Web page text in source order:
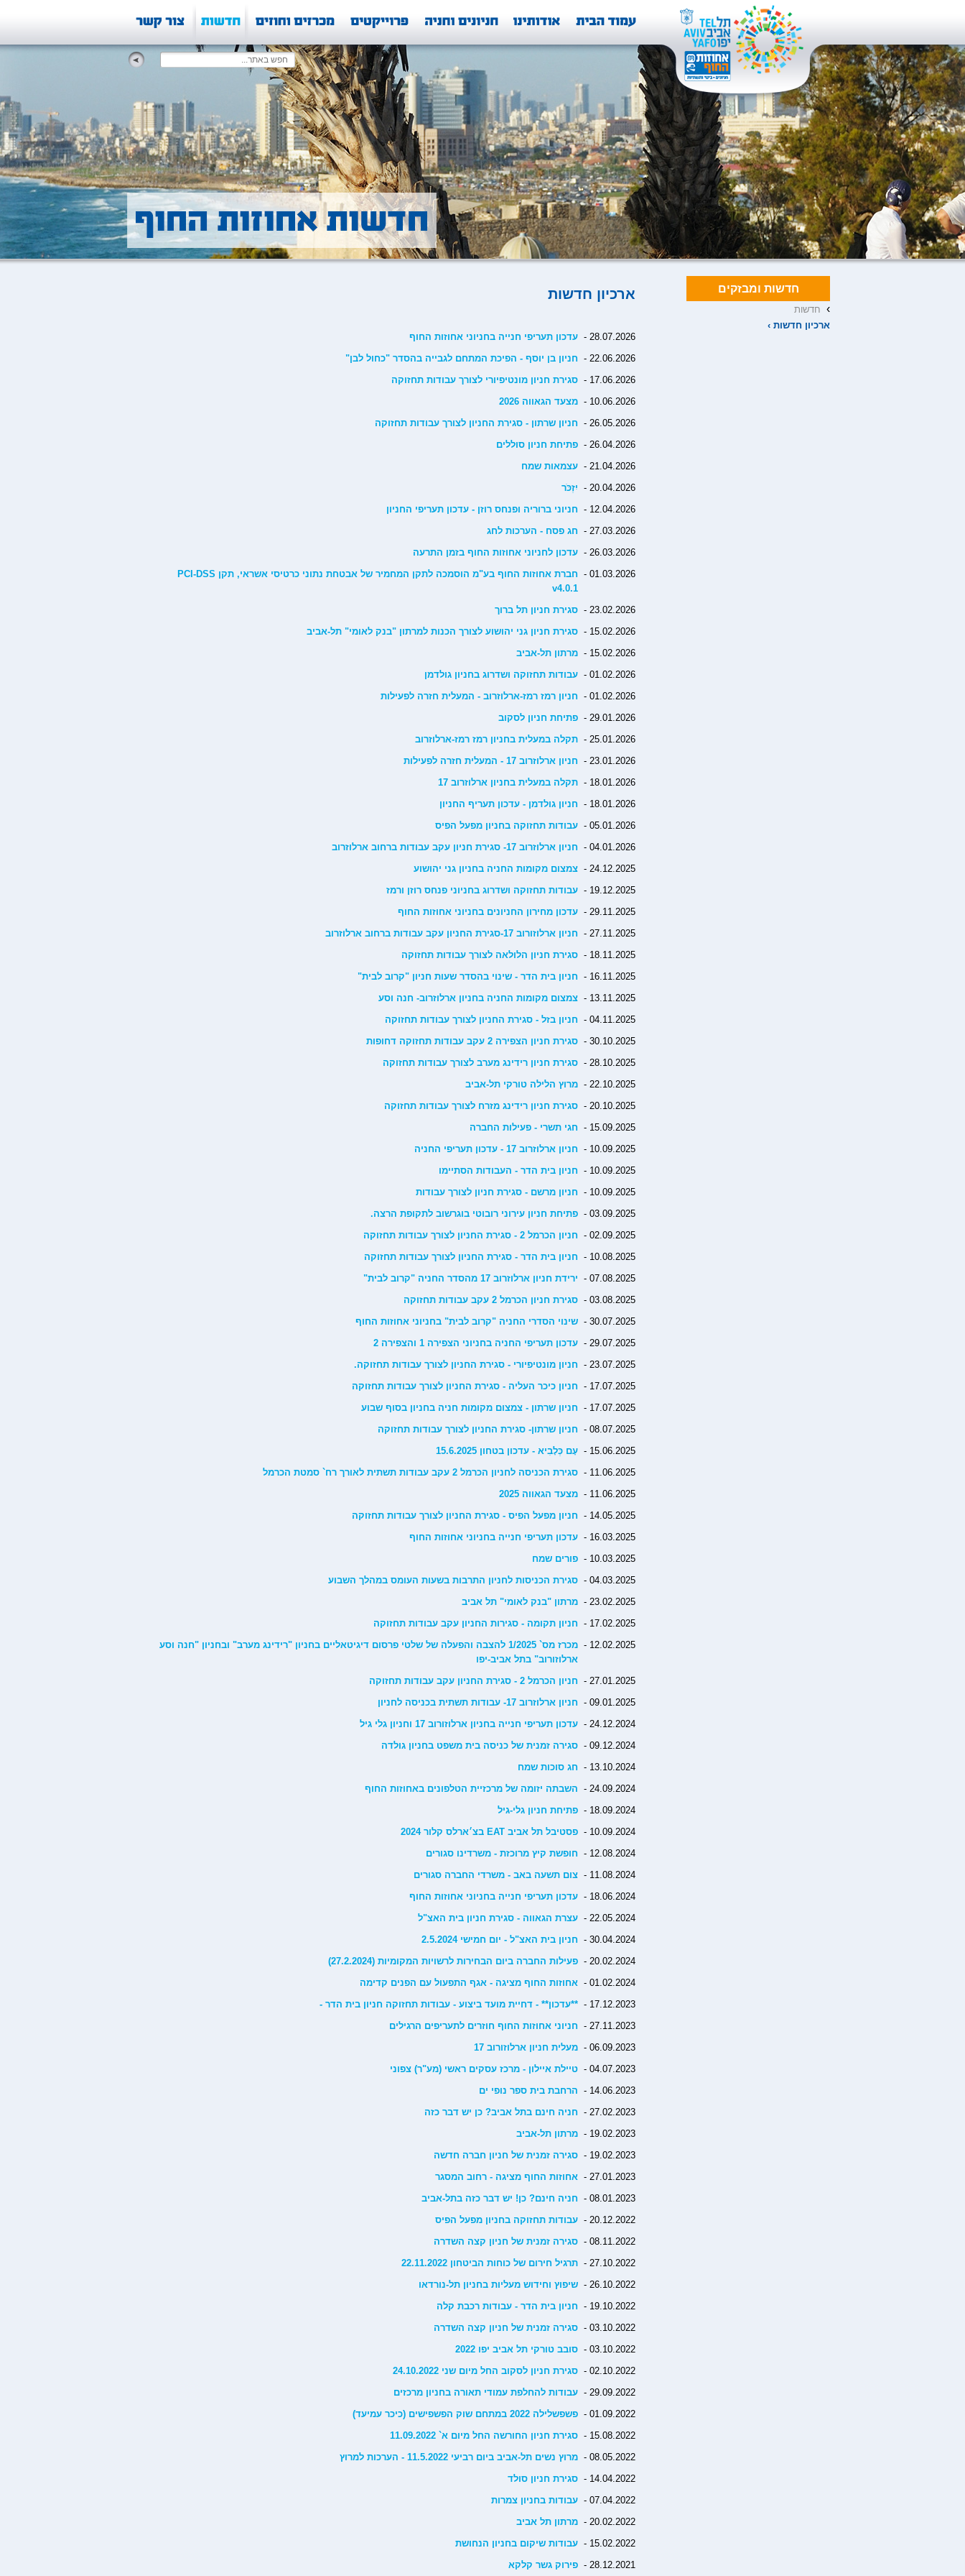
חדשות ומבזקים
› חדשות
ארכיון חדשות ›
ארכיון חדשות
28.07.2026 -
עדכון תעריפי חנייה בחניוני אחוזות החוף
22.06.2026 -
חניון בן יוסף - הפיכת המתחם לגבייה בהסדר "כחול לבן"
17.06.2026 -
סגירת חניון מונטיפיורי לצורך עבודות תחזוקה
10.06.2026 -
מצעד הגאווה 2026
26.05.2026 -
חניון שרתון - סגירת החניון לצורך עבודות תחזוקה
26.04.2026 -
פתיחת חניון סוללים
21.04.2026 -
עצמאות שמח
20.04.2026 -
יִזְכֹּר
12.04.2026 -
חניוני ברוריה ופנחס רוזן - עדכון תעריפי החניון
27.03.2026 -
חג פסח - הערכות לחג
26.03.2026 -
עדכון לחניוני אחוזות החוף בזמן התרעה
01.03.2026 -
חברת אחוזות החוף בע"מ הוסמכה לתקן המחמיר של אבטחת נתוני כרטיסי אשראי, תקן PCI-DSS
v4.0.1
23.02.2026 -
סגירת חניון תל ברוך
15.02.2026 -
סגירת חניון גני יהושוע לצורך הכנות למרתון "בנק לאומי" תל-אביב
15.02.2026 -
מרתון תל-אביב
01.02.2026 -
עבודות תחזוקה ושדרוג בחניון גולדמן
01.02.2026 -
חניון רמז רמז-ארלוזרוב - המעלית חזרה לפעילות
29.01.2026 -
פתיחת חניון לסקוב
25.01.2026 -
תקלה במעלית בחניון רמז רמז-ארלוזרוב
23.01.2026 -
חניון ארלוזרוב 17 - המעלית חזרה לפעילות
18.01.2026 -
תקלה במעלית בחניון ארלוזרוב 17
18.01.2026 -
חניון גולדמן - עדכון תעריף החניון
05.01.2026 -
עבודות תחזוקה בחניון מפעל הפיס
04.01.2026 -
חניון ארלוזרוב 17- סגירת חניון עקב עבודות ברחוב ארלוזרוב
24.12.2025 -
צמצום מקומות החניה בחניון גני יהושוע
19.12.2025 -
עבודות תחזוקה ושדרוג בחניוני פנחס רוזן ורמז
29.11.2025 -
עדכון מחירון החניונים בחניוני אחוזות החוף
27.11.2025 -
חניון ארלוזורוב 17-סגירת החניון עקב עבודות ברחוב ארלוזרוב
18.11.2025 -
סגירת חניון הלולאה לצורך עבודות תחזוקה
16.11.2025 -
חניון בית הדר - שינוי בהסדר שעות חניון "קרוב לבית"
13.11.2025 -
צמצום מקומות החניה בחניון ארלוזרוב- חנה וסע
04.11.2025 -
חניון בזל - סגירת החניון לצורך עבודות תחזוקה
30.10.2025 -
סגירת חניון הצפירה 2 עקב עבודות תחזוקה דחופות
28.10.2025 -
סגירת חניון רידינג מערב לצורך עבודות תחזוקה
22.10.2025 -
מרוץ הלילה טורקי תל-אביב
20.10.2025 -
סגירת חניון רידינג מזרח לצורך עבודות תחזוקה
15.09.2025 -
חגי תשרי - פעילות החברה
10.09.2025 -
חניון ארלוזרוב 17 - עדכון תעריפי החניה
10.09.2025 -
חניון בית הדר - העבודות הסתיימו
10.09.2025 -
חניון מרשם - סגירת חניון לצורך עבודות
03.09.2025 -
פתיחת חניון עירוני רובוטי בוגרשוב לתקופת הרצה.
02.09.2025 -
חניון הכרמל 2 - סגירת החניון לצורך עבודות תחזוקה
10.08.2025 -
חניון בית הדר - סגירת החניון לצורך עבודות תחזוקה
07.08.2025 -
ירידת חניון ארלוזרוב 17 מהסדר החניה "קרוב לבית"
03.08.2025 -
סגירת חניון הכרמל 2 עקב עבודות תחזוקה
30.07.2025 -
שינוי הסדרי החניה "קרוב לבית" בחניוני אחוזות החוף
29.07.2025 -
עדכון תעריפי החניה בחניוני הצפירה 1 והצפירה 2
23.07.2025 -
חניון מונטיפיורי - סגירת החניון לצורך עבודות תחזוקה.
17.07.2025 -
חניון כיכר העליה - סגירת החניון לצורך עבודות תחזוקה
17.07.2025 -
חניון שרתון - צמצום מקומות חניה בחניון בסוף שבוע
08.07.2025 -
חניון שרתון- סגירת החניון לצורך עבודות תחזוקה
15.06.2025 -
עָם כְּלָבִיא - עדכון בטחון 15.6.2025
11.06.2025 -
סגירת הכניסה לחניון הכרמל 2 עקב עבודות תשתית לאורך רח` סמטת הכרמל
11.06.2025 -
מצעד הגאווה 2025
14.05.2025 -
חניון מפעל הפיס - סגירת החניון לצורך עבודות תחזוקה
16.03.2025 -
עדכון תעריפי חנייה בחניוני אחוזות החוף
10.03.2025 -
פורים שמח
04.03.2025 -
סגירת הכניסות לחניון התרבות בשעות העומס במהלך השבוע
23.02.2025 -
מרתון "בנק לאומי" תל אביב
17.02.2025 -
חניון תקומה - סגירות החניון עקב עבודות תחזוקה
12.02.2025 -
מכרז מס` 1/2025 להצבה והפעלה של שלטי פרסום דיגיטאליים בחניון "רידינג מערב" ובחניון "חנה וסע
ארלוזורוב" בתל אביב-יפו
27.01.2025 -
חניון הכרמל 2 - סגירת החניון עקב עבודות תחזוקה
09.01.2025 -
חניון ארלוזרוב 17- עבודות תשתית בכניסה לחניון
24.12.2024 -
עדכון תעריפי חנייה בחניון ארלוזורוב 17 וחניון גלי גיל
09.12.2024 -
סגירה זמנית של כניסה בית משפט בחניון גולדה
13.10.2024 -
חג סוכות שמח
24.09.2024 -
השבתה יזומה של מרכזיית הטלפונים באחוזות החוף
18.09.2024 -
פתיחת חניון גלי-גיל
10.09.2024 -
פסטיבל תל אביב EAT בצ׳ארלס קלור 2024
12.08.2024 -
חופשת קיץ מרוכזת - משרדינו סגורים
11.08.2024 -
צום תשעה באב - משרדי החברה סגורים
18.06.2024 -
עדכון תעריפי חנייה בחניוני אחוזות החוף
22.05.2024 -
עצרת הגאווה - סגירת חניון בית האצ"ל
30.04.2024 -
חניון בית האצ"ל - יום חמישי 2.5.2024
20.02.2024 -
פעילות החברה ביום הבחירות לרשויות המקומיות (27.2.2024)​
01.02.2024 -
אחוזות החוף מציגה - אגף התפעול עם הפנים קדימה
17.12.2023 -
**עדכון** - דחיית מועד ביצוע - עבודות תחזוקה חניון בית הדר -
27.11.2023 -
חניוני אחוזות החוף חוזרים לתעריפים הרגילים
06.09.2023 -
מעלית חניון ארלוזורוב 17
04.07.2023 -
טיילת איילון - מרכז עסקים ראשי (מע"ר) צפוני
14.06.2023 -
הרחבת בית ספר נופי ים
27.02.2023 -
חניה חינם בתל אביב? כן יש דבר כזה
19.02.2023 -
מרתון תל-אביב
19.02.2023 -
סגירה זמנית של חניון חברה חדשה
27.01.2023 -
אחוזות החוף מציגה - רחוב המסגר
08.01.2023 -
חניה חינם? כן! יש דבר כזה בתל-אביב
20.12.2022 -
עבודות תחזוקה בחניון מפעל הפיס
08.11.2022 -
סגירה זמנית של חניון קצה השדרה
27.10.2022 -
תרגיל חירום של כוחות הביטחון 22.11.2022
26.10.2022 -
שיפוץ וחידוש מעליות בחניון תל-נורדאו
19.10.2022 -
חניון בית הדר - עבודות רכבת קלה
03.10.2022 -
סגירה זמנית של חניון קצה השדרה
03.10.2022 -
סובב טורקי תל אביב יפו 2022
02.10.2022 -
סגירת חניון לסקוב החל מיום שני 24.10.2022
29.09.2022 -
עבודות להחלפת עמודי תאורה בחניון מרכזים
01.09.2022 -
פשפשלילה 2022 במתחם שוק הפשפישים (כיכר עמיעד)
15.08.2022 -
סגירת חניון החורשה החל מיום א` 11.09.2022
08.05.2022 -
מרוץ נשים תל-אביב ביום רביעי 11.5.2022 - הערכות למרוץ
14.04.2022 -
סגירת חניון סולד
07.04.2022 -
עבודות בחניון צמרות
20.02.2022 -
מרתון תל אביב
15.02.2022 -
עבודות שיקום בחניון הנחושת
28.12.2021 -
פירוק גשר קלקא